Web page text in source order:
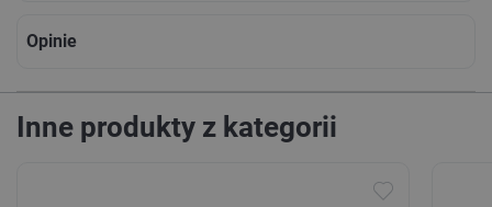
Opinie
Inne produkty z kategorii